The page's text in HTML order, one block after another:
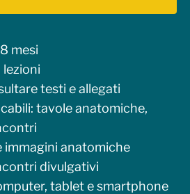
mesi
lezioni
testi e allegati
tavole anatomiche,
immagini anatomiche
divulgativi
tablet e smartphone